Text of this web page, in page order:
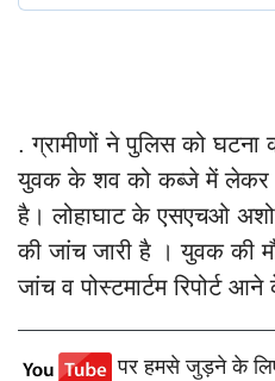
. ग्रामीणों ने पुलिस को
युवक के शव को कब्जे में लेकर
है। लोहाघाट के एसएचओ
की जांच जारी है । युवक की
जांच व पोस्टमार्टम रिपोर्ट
पर हमसे जुड़ने के